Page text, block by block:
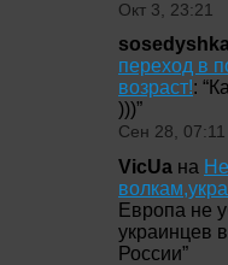
Окт 3, 23:21
переход в
возраст!: “
)))”
Сен 28, 07:11
VicUa на
Европа не
украинцев
России”